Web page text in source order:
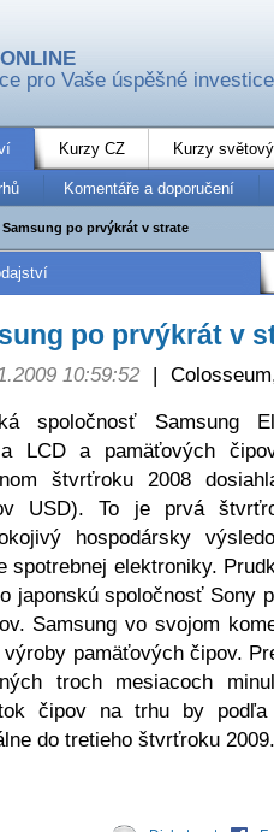
pro Vaše úspěšné investice
Kurzy CZ Kurzy
Komentáře a doporučení
Samsung po prvýkrát v strate
po prvýkrát v
10:59:52 |
spoločnosť Samsung
LCD a pamäťových
štvrťroku 2008
USD). To je prvá
hospodársky
spotrebnej elektroniky.
japonskú spoločnosť Sony
Samsung vo svojom
pamäťových čipov.
troch mesiacoch
čipov na trhu by
do tretieho štvrťroku 2009.